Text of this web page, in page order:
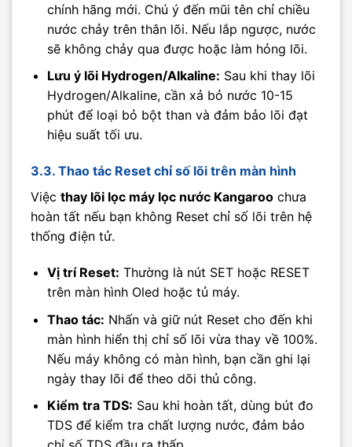
chính hãng mới. Chú ý đến mũi tên chỉ chiều
nước chảy trên thân lõi. Nếu lắp ngược, nước
sẽ không chảy qua được hoặc làm hỏng lõi.
Lưu ý lõi Hydrogen/Alkaline: Sau khi thay lõi
Hydrogen/Alkaline, cần xả bỏ nước 10-15
phút để loại bỏ bột than và đảm bảo lõi đạt
hiệu suất tối ưu.
3.3. Thao tác Reset chỉ số lõi trên màn hình
Việc thay lõi lọc máy lọc nước Kangaroo chưa
hoàn tất nếu bạn không Reset chỉ số lõi trên hệ
thống điện tử.
Vị trí Reset: Thường là nút SET hoặc RESET
trên màn hình Oled hoặc tủ máy.
Thao tác: Nhấn và giữ nút Reset cho đến khi
màn hình hiển thị chỉ số lõi vừa thay về 100%.
Nếu máy không có màn hình, bạn cần ghi lại
ngày thay lõi để theo dõi thủ công.
Kiểm tra TDS: Sau khi hoàn tất, dùng bút đo
TDS để kiểm tra chất lượng nước, đảm bảo